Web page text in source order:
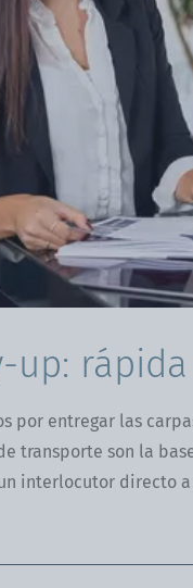
up:
por entregar las
transporte son la
interlocutor directo